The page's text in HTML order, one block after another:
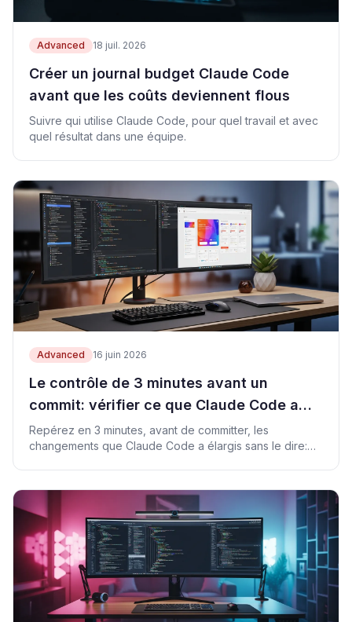
Advanced 18 juil. 2026
Créer un journal budget Claude Code
avant que les coûts deviennent flous
Suivre qui utilise Claude Code, pour quel travail et avec
quel résultat dans une équipe.
Advanced 16 juin 2026
Le contrôle de 3 minutes avant un
commit: vérifier ce que Claude Code a
vraiment touché
Repérez en 3 minutes, avant de committer, les
changements que Claude Code a élargis sans le dire: